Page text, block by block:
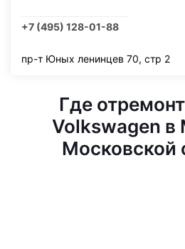
+7 (495) 128-01-88
пр-т Юных ленинцев 70, стр 2
Где
Volkswagen в
Московской